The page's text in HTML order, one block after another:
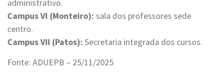
administrativo.
Campus VI (Monteiro): sala dos professores sede
centro.
Campus VII (Patos): Secretaria integrada dos cursos.
Fonte: ADUEPB – 25/11/2025